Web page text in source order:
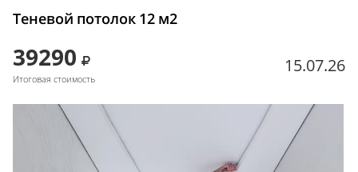
Теневой потолок 12 м2
39290
Итоговая стоимость
15.07.26